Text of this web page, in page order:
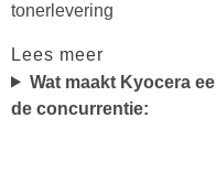
tonerlevering
Lees meer
Wat maakt Kyocera
de concurrentie: